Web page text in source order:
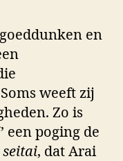
en
weeft zij
Zo is
een poging de
seitai, dat Arai